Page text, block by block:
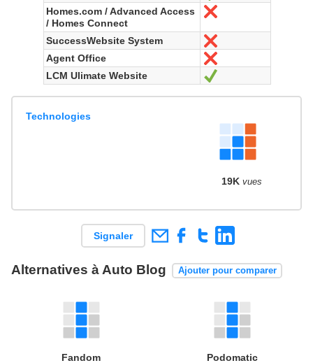
Homes.com / Advanced Access
/ Homes Connect
SuccessWebsite System
Agent Office
LCM Ulimate Website
Technologies
19K vues
Signaler
Alternatives à Auto Blog Ajouter pour comparer
Fandom Podomatic